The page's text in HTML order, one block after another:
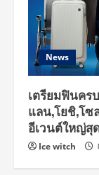
News
เตรียมฟินคร
แลน,โยชิ,โซ
อีเวนต์ใหญ่สุ
Ice witch